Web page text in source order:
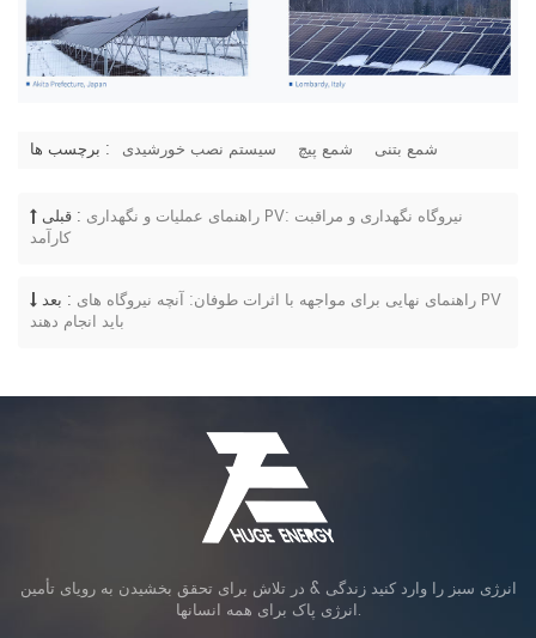
برچسب ها : سیستم نصب خورشیدی شمع پیچ شمع بتنی
قبلی : راهنمای عملیات و نگهداری PV: نیروگاه نگهداری و مراقبت
کارآمد
بعد : راهنمای نهایی برای مواجهه با اثرات طوفان: آنچه نیروگاه های PV
باید انجام دهند
انرژی سبز را وارد کنید زندگی & در تلاش برای تحقق بخشیدن به رویای تأمین
انرژی پاک برای همه انسانها.